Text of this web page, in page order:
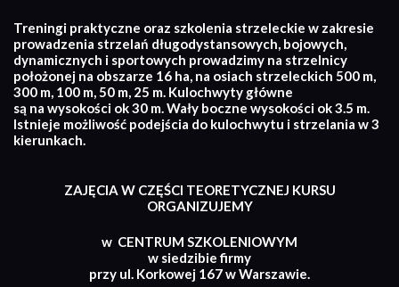
Treningi praktyczne oraz szkolenia strzeleckie w zakresie
prowadzenia strzelań długodystansowych, bojowych,
dynamicznych i sportowych prowadzimy na strzelnicy
położonej na obszarze 16 ha, na osiach strzeleckich 500 m,
300 m, 100 m, 50 m, 25 m. Kulochwyty główne
są na wysokości ok 30 m. Wały boczne wysokości ok 3.5 m.
Istnieje możliwość podejścia do kulochwytu i strzelania w 3
kierunkach.
ZAJĘCIA W CZĘŚCI TEORETYCZNEJ KURSU
ORGANIZUJEMY
w CENTRUM SZKOLENIOWYM
w siedzibie firmy
przy ul. Korkowej 167 w Warszawie.